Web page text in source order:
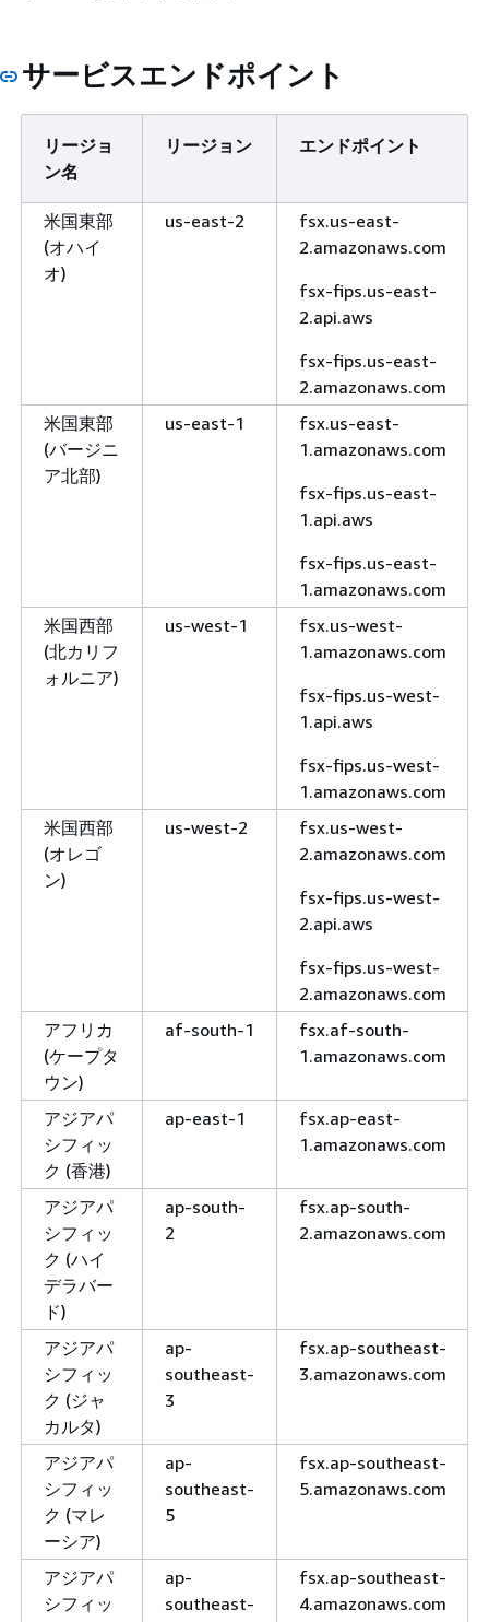
サービスエンドポイント
リージョ
ン名
リージョン エンドポイント
米国東部
(オハイ
オ)
us-east-2
fsx.us-east-
2.amazonaws.com
fsx-fips.us-east-
2.api.aws
fsx-fips.us-east-
2.amazonaws.com
米国東部
(バージニ
ア北部)
us-east-1
fsx.us-east-
1.amazonaws.com
fsx-fips.us-east-
1.api.aws
fsx-fips.us-east-
1.amazonaws.com
米国西部
(北カリフ
ォルニア)
us-west-1
fsx.us-west-
1.amazonaws.com
fsx-fips.us-west-
1.api.aws
fsx-fips.us-west-
1.amazonaws.com
米国西部
(オレゴ
ン)
us-west-2
fsx.us-west-
2.amazonaws.com
fsx-fips.us-west-
2.api.aws
fsx-fips.us-west-
2.amazonaws.com
アフリカ
(ケープタ
ウン)
af-south-1
fsx.af-south-
1.amazonaws.com
アジアパ
シフィッ
ク (香港)
ap-east-1
fsx.ap-east-
1.amazonaws.com
アジアパ
シフィッ
ク (ハイ
デラバー
ド)
ap-south-
2
fsx.ap-south-
2.amazonaws.com
アジアパ
シフィッ
ク (ジャ
カルタ)
ap-
southeast-
3
fsx.ap-southeast-
3.amazonaws.com
アジアパ
シフィッ
ク (マレ
ーシア)
ap-
southeast-
5
fsx.ap-southeast-
5.amazonaws.com
アジアパ
シフィッ
ap-
southeast-
fsx.ap-southeast-
4.amazonaws.com